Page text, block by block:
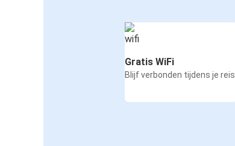
Gratis WiFi
Blijf verbonden tijdens je reis